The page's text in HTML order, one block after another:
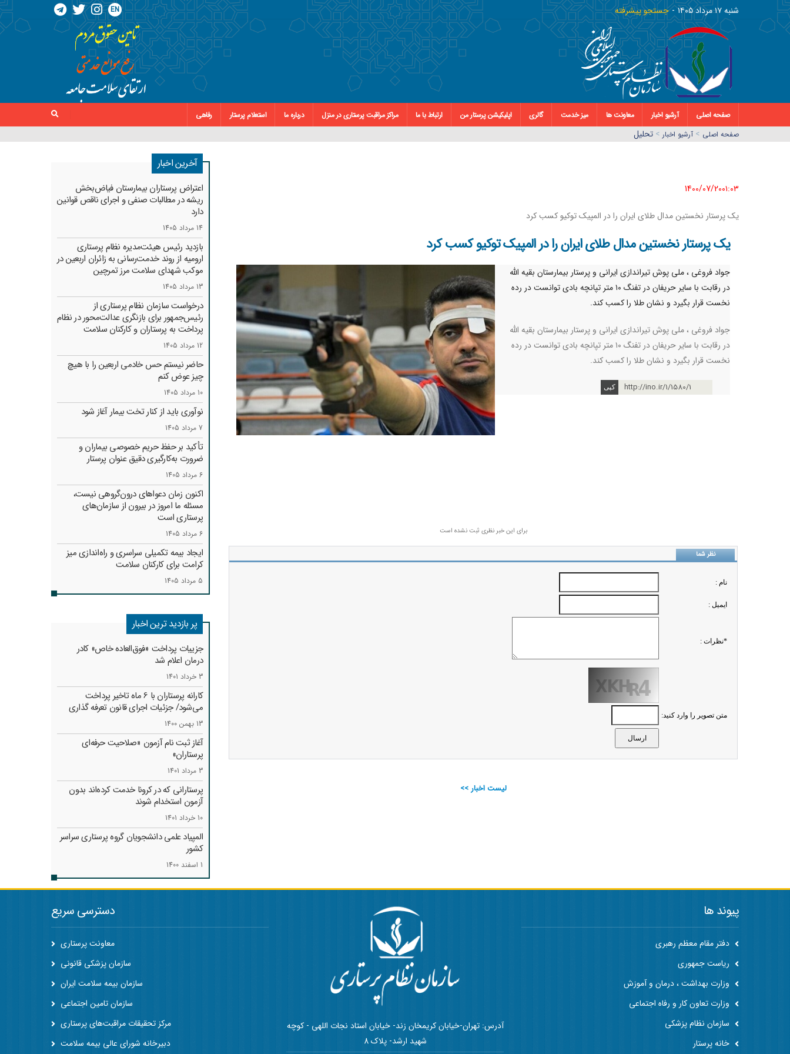
شنبه ١٧ مرداد ١٤٠٥ جستجو پیشرفته EN
صفحه اصلی آرشیو اخبار معاونت ها میز خدمت گالری اپلیکیشن پرستار من ارتباط با ما مراکز مراقبت پرستاری در منزل درباره ما استعلام پرستار
رفاهی
صفحه اصلي > آرشیو اخبار > تحلیل
1400/07/20٠١:٠٣
یک پرستار نخستین مدال طلای ایران را در المپیک توکیو کسب کرد
یک پرستار نخستین مدال طلای ایران را در المپیک توکیو کسب کرد
جواد فروغی ، ملی پوش تیراندازی ایرانی و پرستار بیمارستان بقیه الله
در رقابت با سایر حریفان در تفنگ ۱۰ متر تپانچه بادی توانست در رده
نخست قرار بگیرد و نشان طلا را کسب کند.
جواد فروغی ، ملی پوش تیراندازی ایرانی و پرستار بیمارستان بقیه الله
در رقابت با سایر حریفان در تفنگ ۱۰ متر تپانچه بادی توانست در رده
نخست قرار بگیرد و نشان طلا را کسب کند.
http://ino.ir/1/1580/1
برای این خبر نظری ثبت نشده است
نظر شما
نام :
ايميل :
*نظرات :
متن تصویر را وارد کنید:
لیست اخبار >>
آخرین اخبار
اعتراض پرستاران بیمارستان فیاض‌بخش
ریشه در مطالبات صنفی و اجرای ناقص قوانین
دارد
14 مرداد 1405
بازدید رئیس هیئت‌مدیره نظام پرستاری
ارومیه از روند خدمت‌رسانی به زائران اربعین در
موکب شهدای سلامت مرز تمرچین
13 مرداد 1405
درخواست سازمان نظام پرستاری از
رئیس‌جمهور برای بازنگری عدالت‌محور در نظام
پرداخت به پرستاران و کارکنان سلامت
12 مرداد 1405
حاضر نیستم حس خادمی اربعین را با هیچ
چیز عوض کنم
10 مرداد 1405
نوآوری باید از کنار تخت بیمار آغاز شود
7 مرداد 1405
تأکید بر حفظ حریم خصوصی بیماران و
ضرورت به‌کارگیری دقیق عنوان پرستار
6 مرداد 1405
اکنون زمان دعواهای درون‌گروهی نیست،
مسئله ما امروز در بیرون از سازمان‌های
پرستاری است
6 مرداد 1405
ایجاد بیمه تکمیلی سراسری و راه‌اندازی میز
کرامت برای کارکنان سلامت
5 مرداد 1405
پر بازدید ترین اخبار
جزییات پرداخت «فوق‌العاده خاص» کادر
درمان اعلام شد
3 خرداد 1401
کارانه‌ پرستاران با 6 ماه تاخیر پرداخت
می‌شود/ جزئیات اجرای قانون تعرفه گذاری
13 بهمن 1400
آغاز ثبت نام آزمون «صلاحیت حرفه‌ای
پرستاران»
3 مرداد 1401
پرستارانی که در کرونا خدمت کرد‌ه‌اند بدون
آزمون استخدام شوند
10 خرداد 1401
المپیاد علمی دانشجویان گروه پرستاری سراسر
کشور
1 اسفند 1400
پیوند ها
دفتر مقام معظم رهبری
ریاست جمهوری
وزارت بهداشت ، درمان و آموزش
وزارت تعاون کار و رفاه اجتماعی
سازمان نظام پزشکی
خانه پرستار
آدرس: تهران-خیابان کریمخان زند- خیابان استاد نجات اللهی - کوچه
شهید ارشد- پلاک 8
دسترسی سریع
معاونت پرستاری
سازمان پزشکی قانونی
سازمان بیمه سلامت ایران
سازمان تامین اجتماعی
مرکز تحقیقات مراقبت‌های پرستاری
دبیرخانه شورای عالی بیمه سلامت